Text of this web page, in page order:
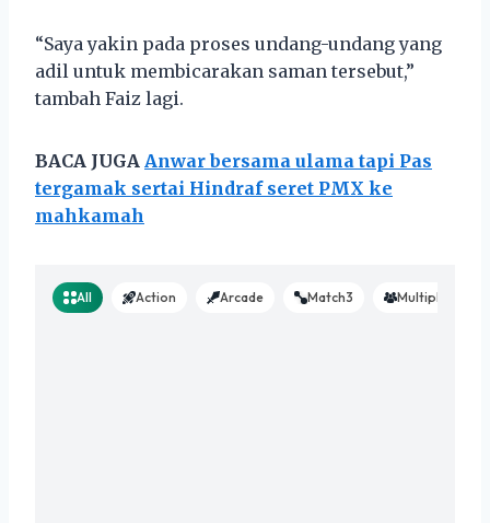
“Saya yakin pada proses undang-undang yang
adil untuk membicarakan saman tersebut,”
tambah Faiz lagi.
BACA JUGA Anwar bersama ulama tapi Pas
tergamak sertai Hindraf seret PMX ke
mahkamah